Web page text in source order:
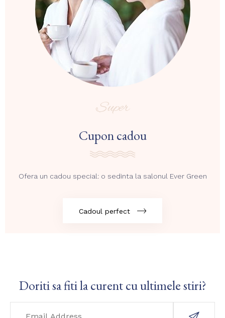
Super
Cupon cadou
Ofera un cadou special: o sedinta la salonul Ever Green
Cadoul perfect
Doriti sa fiti la curent cu ultimele stiri?